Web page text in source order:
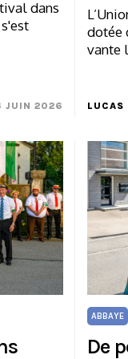
dans
JUIN 2026
dotée
vante
LUCAS
ABBAYE
De